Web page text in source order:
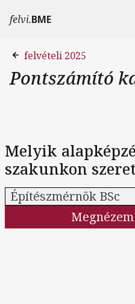
felvi.BME
felvételi 2025
Pontszámító
Melyik
szakunkon
Építészmérnök BSc